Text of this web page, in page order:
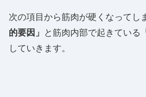
次の項目から筋肉が硬くなってし
的要因」 と筋肉内部で起きている
していきます。